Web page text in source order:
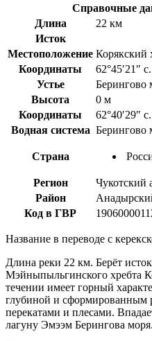
Справочные
Длина
22 км
Исток
Местоположение Корякский
Координаты
62°45′21″
Устье
Берингово
Высота
0 м
Координаты
62°40′29″
Водная система Берингово
Страна
Регион
Чукотский
Район
Код в ГВР
Название в переводе с
Длина реки 22 км. Берёт
Мэйныпыльгинского хребта
течении имеет горный
глубиной и
перекатами и плесами.
лагуну Эмээм Берингова моря.